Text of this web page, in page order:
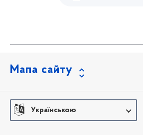
Мапа сайту
Українською